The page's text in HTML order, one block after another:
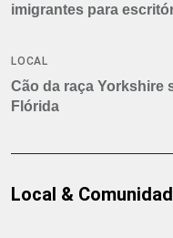
imigrantes para
LOCAL
Cão da raça Yorkshire
Flórida
Local &